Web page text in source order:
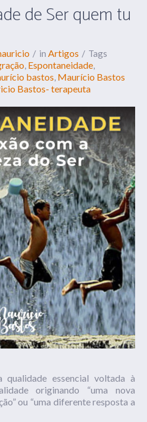
de Ser quem tu
in Artigos Tags
, Espontaneidade,
bastos, Maurício Bastos
Bastos- terapeuta
qualidade essencial voltada à
originando “uma nova
ou “uma diferente resposta a